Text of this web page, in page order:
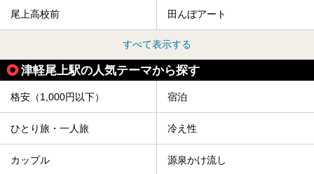
尾上高校前 田んぼアート
すべて表示する
津軽尾上駅の人気テーマから探す
格安（1,000円以下） 宿泊
ひとり旅・一人旅 冷え性
カップル 源泉かけ流し